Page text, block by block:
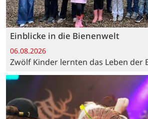
Einblicke in die Bienenwelt
06.08.2026
Zwölf Kinder lernten das Leben der